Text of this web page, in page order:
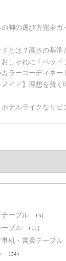
脚の選び方完全
とは？高さの基準
しゃれに！ベッド
ラーコーディネー
メイド】理想を賢
テルライクなリビ
ーブル (5)
ーブル (11)
机・書斎テーブル
(34)